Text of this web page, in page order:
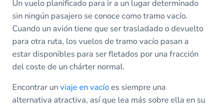
Un vuelo planificado para ir a un lugar determinado
sin ningún pasajero se conoce como tramo vacío.
Cuando un avión tiene que ser trasladado o devuelto
para otra ruta, los vuelos de tramo vacío pasan a
estar disponibles para ser fletados por una fracción
del coste de un chárter normal.
Encontrar unviaje en vacíoes siempre una
alternativa atractiva, así que lea más sobre ella en su